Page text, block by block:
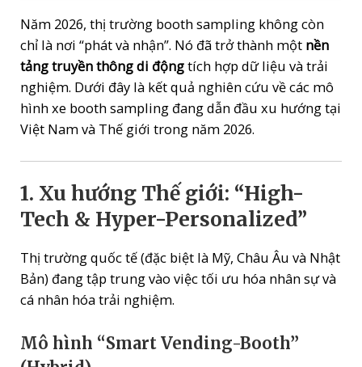
"phát
và
nhận"
quantity
Năm 2026, thị trường booth sampling không còn
chỉ là nơi “phát và nhận”. Nó đã trở thành một nền
tảng truyền thông di độngtích hợp dữ liệu và trải
nghiệm. Dưới đây là kết quả nghiên cứu về các mô
hình xe booth sampling đang dẫn đầu xu hướng tại
Việt Nam và Thế giới trong năm 2026.
1. Xu hướng Thế giới: “High-
Tech & Hyper-Personalized”
Thị trường quốc tế (đặc biệt là Mỹ, Châu Âu và Nhật
Bản) đang tập trung vào việc tối ưu hóa nhân sự và
cá nhân hóa trải nghiệm.
Mô hình “Smart Vending-Booth”